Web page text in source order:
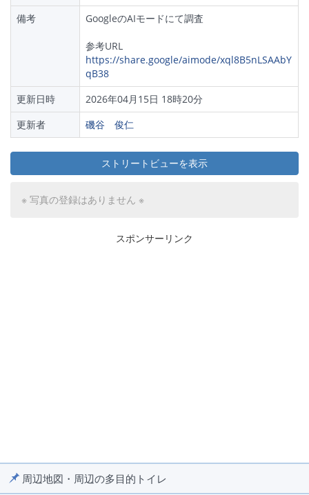
備考
GoogleのAIモードにて調査
参考URL
https://share.google/aimode/xql8B5nLSAAbY
qB38
更新日時
2026年04月15日 18時20分
更新者
磯谷 俊仁
ストリートビューを表示
※ 写真の登録はありません ※
スポンサーリンク
周辺地図・周辺の多目的トイレ